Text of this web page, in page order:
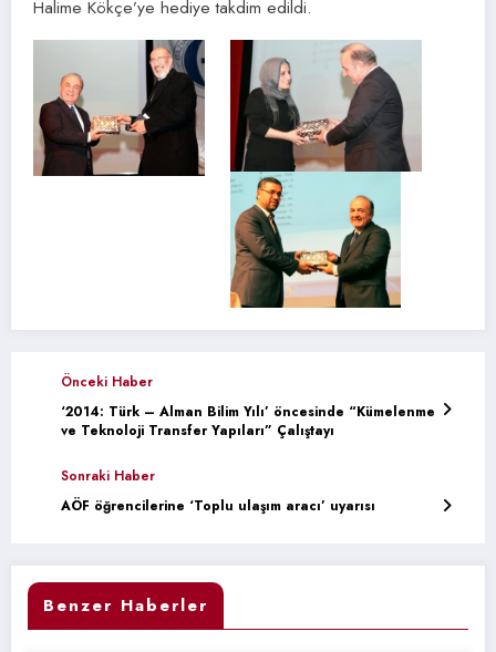
Halime Kökçe’ye hediye takdim edildi.
Önceki Haber
‘2014: Türk – Alman Bilim Yılı’ öncesinde “Kümelenme
ve Teknoloji Transfer Yapıları” Çalıştayı
Sonraki Haber
AÖF öğrencilerine ‘Toplu ulaşım aracı’ uyarısı
Benzer Haberler